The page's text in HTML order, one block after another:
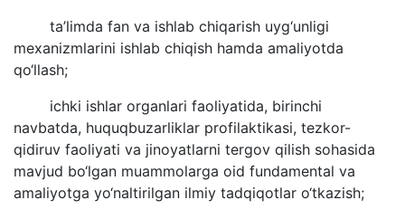
ta’limda fan va ishlab chiqarish uyg‘unligi
mexanizmlarini ishlab chiqish hamda amaliyotda
qo‘llash;
ichki ishlar organlari faoliyatida, birinchi
navbatda, huquqbuzarliklar profilaktikasi, tezkor-
qidiruv faoliyati va jinoyatlarni tergov qilish sohasida
mavjud bo‘lgan muammolarga oid fundamental va
amaliyotga yo‘naltirilgan ilmiy tadqiqotlar o‘tkazish;